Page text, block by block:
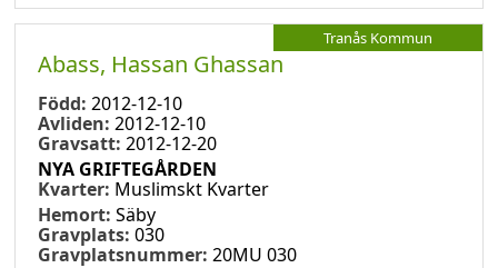
Tranås Kommun
Abass, Hassan Ghassan
Född: 2012-12-10
Avliden: 2012-12-10
Gravsatt: 2012-12-20
NYA GRIFTEGÅRDEN
Kvarter: Muslimskt Kvarter
Hemort: Säby
Gravplats: 030
Gravplatsnummer: 20MU 030